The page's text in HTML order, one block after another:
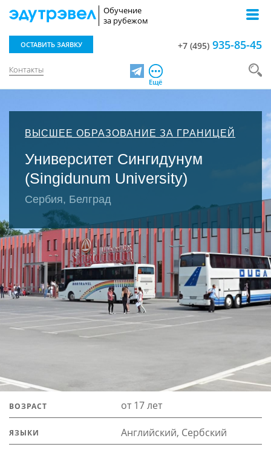
Обучение
за рубежом
Контакты
ОСТАВИТЬ ЗАЯВКУ +7 (495) 935-85-45
TelegramЕщё
ВЫСШЕЕ ОБРАЗОВАНИЕ ЗА ГРАНИЦЕЙ
Университет Сингидунум
(Singidunum University)
Сербия, Белград
ВОЗРАСТ от 17 лет
ЯЗЫКИ Английский, Сербский